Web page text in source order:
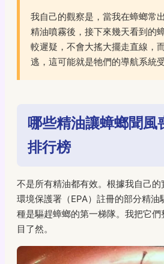
我自己的觀察是，當我在蟑螂常
精油噴霧後，接下來幾天看到的
較遲疑，不會大搖大擺走直線，
逃，這可能就是牠們的導航系統
哪些精油讓蟑螂聞風
排行榜
不是所有精油都有效。根據我自己
環境保護署（EPA）註冊的部分精
種是驅趕蟑螂的第一梯隊。我把它
目了然。